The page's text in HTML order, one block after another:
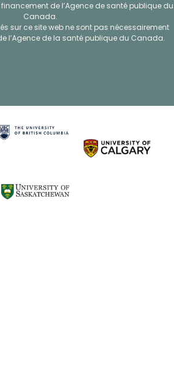
financement de l’Agence de santé publique du
Canada.
sur ce site web ne sont pas nécessairement
l’Agence de la santé publique du Canada.